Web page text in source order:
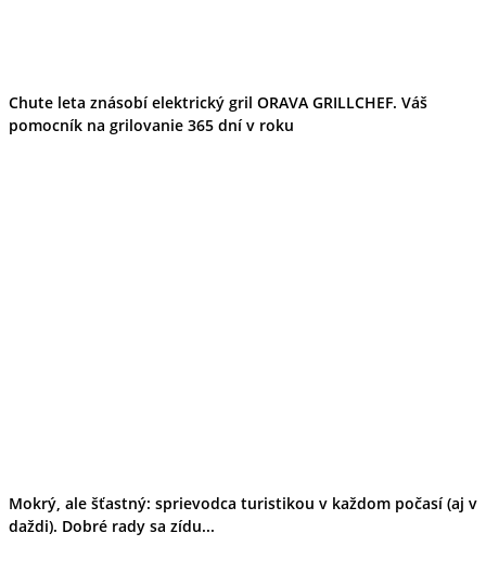
Chute leta znásobí elektrický gril ORAVA GRILLCHEF. Váš
pomocník na grilovanie 365 dní v roku
Mokrý, ale šťastný: sprievodca turistikou v každom počasí (aj v
daždi). Dobré rady sa zídu...